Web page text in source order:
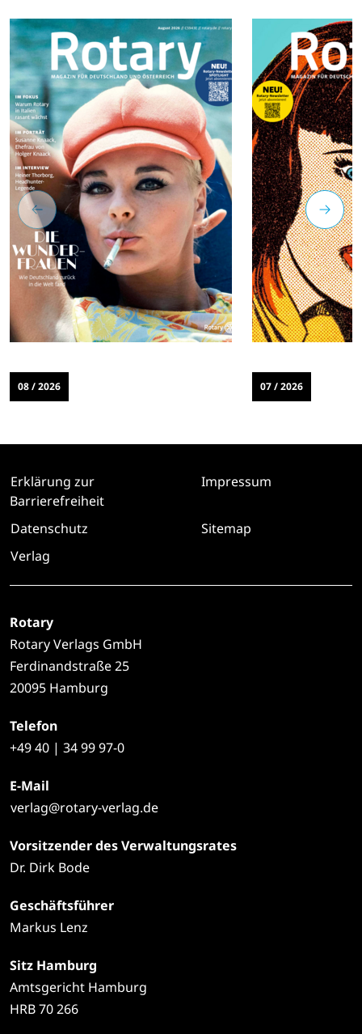
08 / 2026 07 / 2026
Erklärung zur
Barrierefreiheit
Impressum
Datenschutz
Sitemap
Verlag
Rotary
Rotary Verlags GmbH
Ferdinandstraße 25
20095 Hamburg
Telefon
+4940 | 34 99 97-0
E-Mail
verlag@rotary-verlag.de
Vorsitzender des Verwaltungsrates
Dr. Dirk Bode
Geschäftsführer
Markus Lenz
Sitz Hamburg
Amtsgericht Hamburg
HRB 70 266